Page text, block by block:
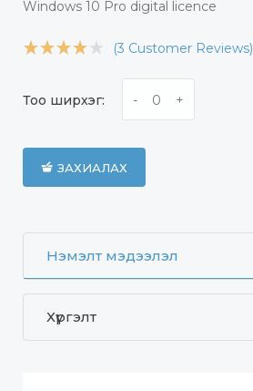
Windows 10 Pro digital licence
(3 Customer Reviews)
Тоо ширхэг:
ЗАХИАЛАХ
Нэмэлт мэдээлэл
Хүргэлт